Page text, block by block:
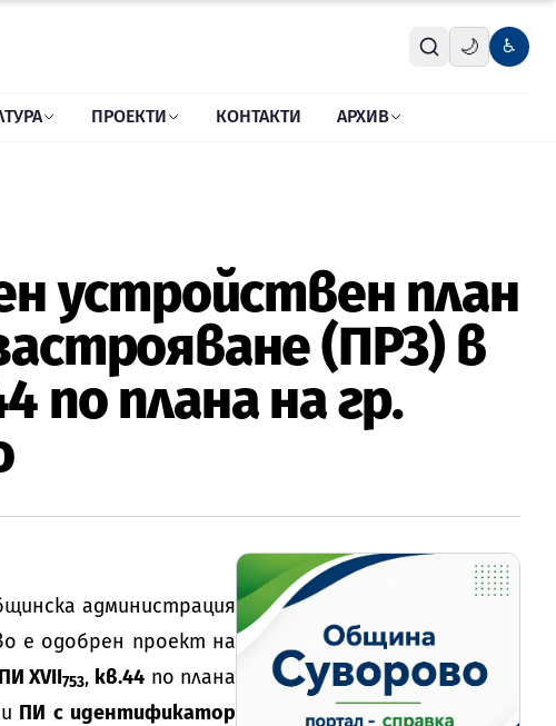
🌙 ♿
ПРОЕКТИ КОНТАКТИ АРХИВ
устройствен план
(ПРЗ) в
по плана на гр.
администрация
е одобрен проект на
XVII753, кв.44 по плана
и ПИ с идентификатор